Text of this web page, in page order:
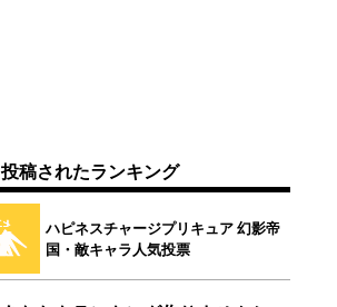
投稿されたランキング
ハピネスチャージプリキュア 幻影帝
国・敵キャラ人気投票